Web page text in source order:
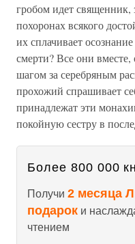
гробом идет
похоронах всякого
их сплачивает
смерти? Все они
шагом за серебряным
прохожий спрашивает
принадлежат эти
покойную сестру в
Более 800 000
Получи 2 месяца
подарок и
чтением